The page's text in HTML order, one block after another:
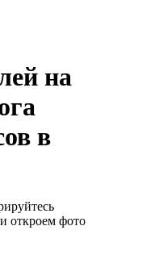
на
в
откроем фото